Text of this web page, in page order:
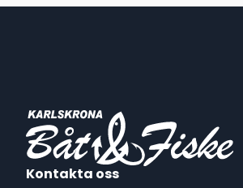
Kontakta oss